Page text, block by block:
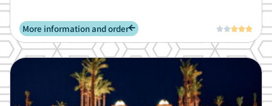





More information and order